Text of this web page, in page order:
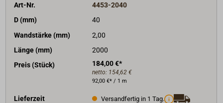
Art-Nr.
4453-2040
D (mm)
40
Wandstärke (mm)
2,00
Länge (mm)
2000
Preis (Stück)
184,00 €*
netto: 154,62 €
92,00 €* / 1 m
Lieferzeit Versandfertig in 1 Tag.